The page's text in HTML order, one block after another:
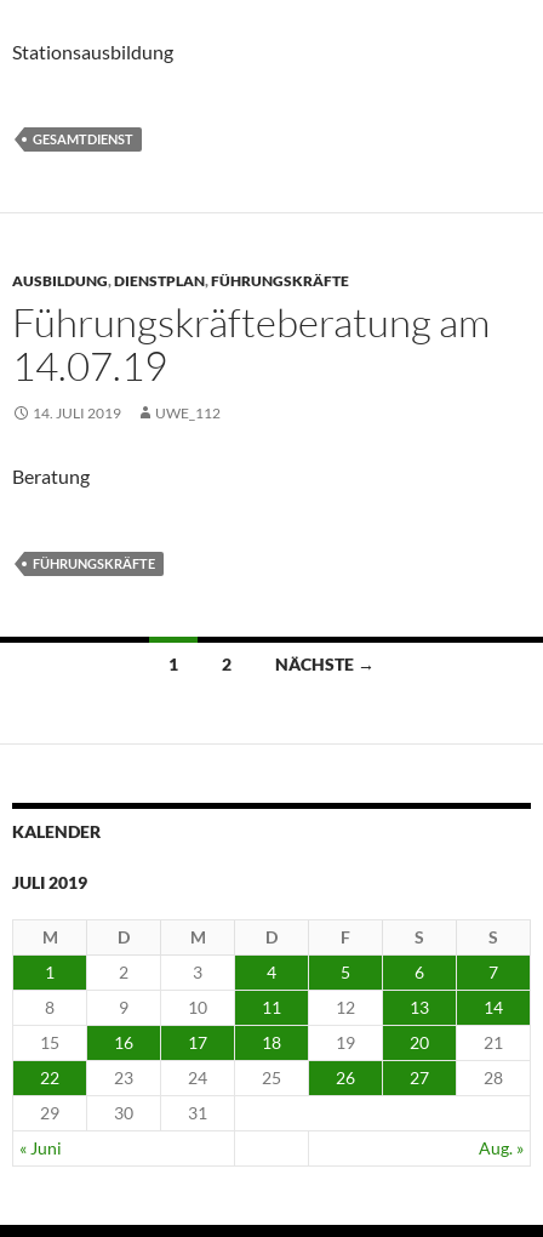
Stationsausbildung
GESAMTDIENST
AUSBILDUNG,DIENSTPLAN,FÜHRUNGSKRÄFTE
Führungskräfteberatung am
14.07.19
14. JULI 2019 UWE_112
Beratung
FÜHRUNGSKRÄFTE
Beitragsnavigation
1 2 NÄCHSTE →
KALENDER
JULI 2019
M D M D F S S
« Juni Aug. »
1 2 3 4 5 6
7
8
9 10 11 12 13
14
15
16 17 18 19 20
21
22
23 24 25 26 27
28
29
30 31